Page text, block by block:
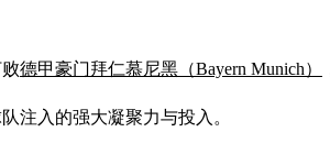
德甲豪门拜仁慕尼黑（Bayern Munich）
注入的强大凝聚力与投入。